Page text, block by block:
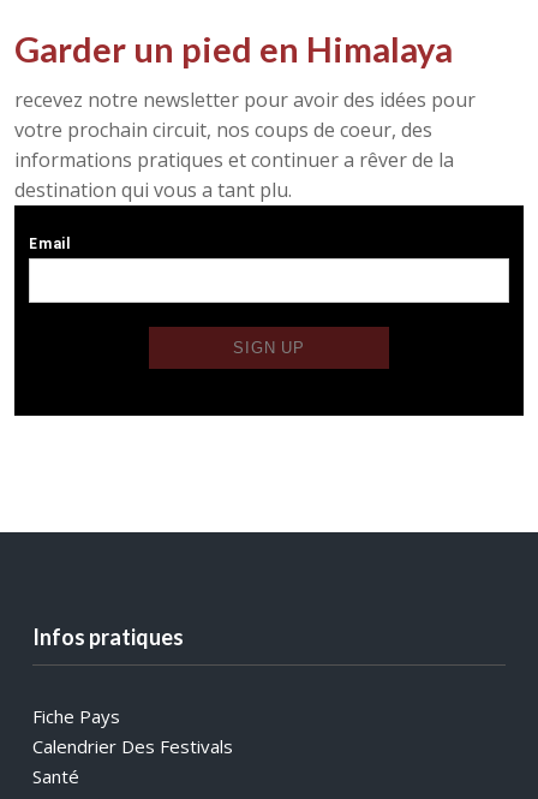
Garder un pied en Himalaya
recevez notre newsletter pour avoir des idées pour
votre prochain circuit, nos coups de coeur, des
informations pratiques et continuer a rêver de la
destination qui vous a tant plu.
Infos pratiques
Fiche Pays
Calendrier Des Festivals
Santé